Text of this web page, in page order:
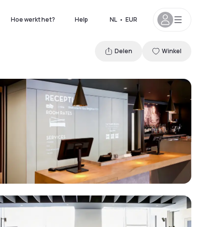
Hoe werkt het? Help NL • EUR
Delen Winkel